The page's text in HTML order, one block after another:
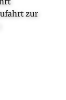
zur